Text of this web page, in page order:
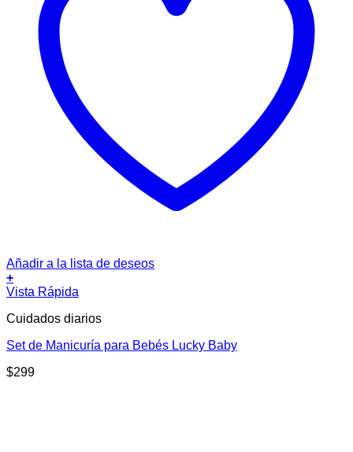
Añadir a la lista de deseos
+
Vista Rápida
Cuidados diarios
Set de Manicuría para Bebés Lucky Baby
$299